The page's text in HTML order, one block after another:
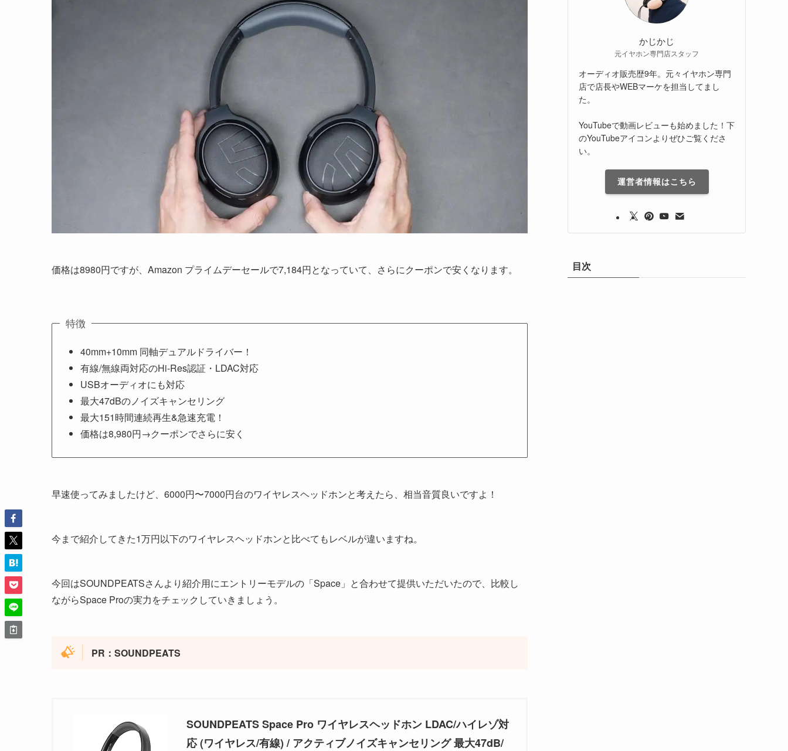
価格は8980円ですが、Amazon プライムデーセールで7,184円となっていて、さらにクーポンで安くなります。
特徴
40mm+10mm 同軸デュアルドライバー！
有線/無線両対応のHi-Res認証・LDAC対応
USBオーディオにも対応
最大47dBのノイズキャンセリング
最大151時間連続再生&急速充電！
価格は8,980円→クーポンでさらに安く
早速使ってみましたけど、6000円〜7000円台のワイヤレスヘッドホンと考えたら、相当音質良いですよ！
今まで紹介してきた1万円以下のワイヤレスヘッドホンと比べてもレベルが違いますね。
今回はSOUNDPEATSさんより紹介用にエントリーモデルの「Space」と合わせて提供いただいたので、比較し
ながらSpace Proの実力をチェックしていきましょう。
PR：SOUNDPEATS
SOUNDPEATS Space Pro ワイヤレスヘッドホン LDAC/ハイレゾ対
応 (ワイヤレス/有線) / アクティブノイズキャンセリング 最大47dB/
かじかじ
元イヤホン専門店スタッフ
オーディオ販売歴9年。元々イヤホン専門
店で店長やWEBマーケを担当してまし
た。
YouTubeで動画レビューも始めました！下
のYouTubeアイコンよりぜひご覧くださ
い。
運営者情報はこちら
目次